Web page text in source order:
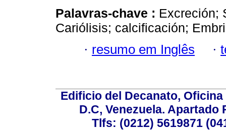
Palavras-chave : Excreción;
Cariólisis; calcificación;
· resumo em Inglês ·
Edificio del Decanato,
D.C, Venezuela. Apartado
Tlfs: (0212) 5619871